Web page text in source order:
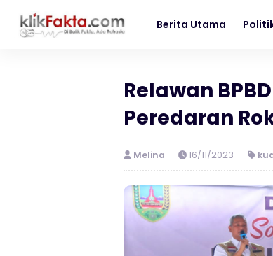
Berita Utama
Relawan
Peredaran
Melina 16/11/2023